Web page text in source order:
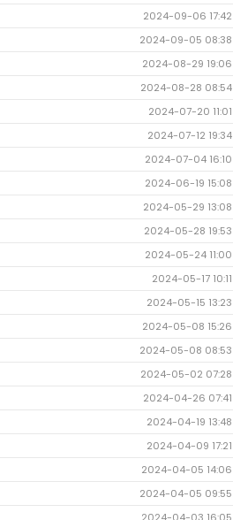
2024-09-06 17:42
2024-09-05 08:38
2024-08-29 19:06
2024-08-28 08:54
2024-07-20 11:01
2024-07-12 19:34
2024-07-04 16:10
2024-06-19 15:08
2024-05-29 13:08
2024-05-28 19:53
2024-05-24 11:00
2024-05-17 10:11
2024-05-15 13:23
2024-05-08 15:26
2024-05-08 08:53
2024-05-02 07:28
2024-04-26 07:41
2024-04-19 13:48
2024-04-09 17:21
2024-04-05 14:06
2024-04-05 09:55